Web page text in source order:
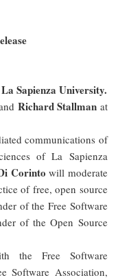
Sapienza University.
Richard Stallman at
communications of
of La Sapienza
Corinto will moderate
of free, open source
of the Free Software
of the Open Source
the Free Software
Software Association,